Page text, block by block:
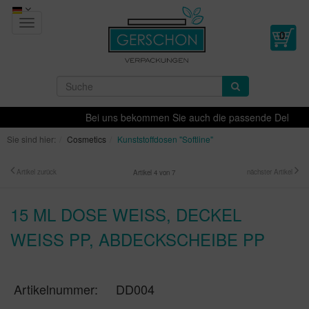
Toggle
Bei uns bekommen Sie auch die passende
Sie sind hier: Cosmetics Kunststoffdosen "Softline"
Artikel zurück Artikel 4 von 7 nächster Artikel
15 ML DOSE WEISS, DECKEL W
EISS PP, ABDECKSCHEIBE PP
Artikelnummer: DD004